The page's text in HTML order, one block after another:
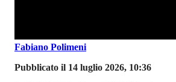
Fabiano Polimeni
Pubblicato il 14 luglio 2026, 10:36